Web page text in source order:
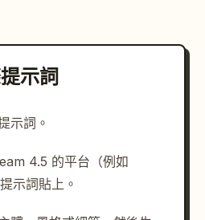
示詞
示詞。
4.5 的平台（例如
示詞貼上。